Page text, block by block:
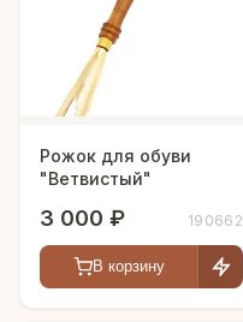
Рожок для обуви
"Ветвистый"
3 000 ₽ 190662
В корзину